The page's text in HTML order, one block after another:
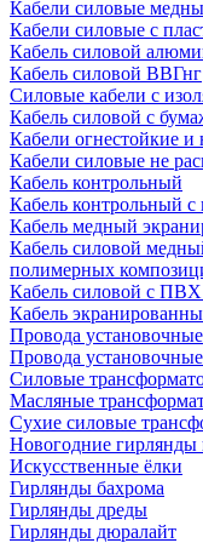
Кабели силовые
Кабели силовые с
Кабель силовой
Кабель силовой ВВГнг
Силовые кабели с
Кабель силовой с
Кабели огнестойкие и
Кабели силовые не
Кабель контрольный
Кабель контрольный
Кабель медный
Кабель силовой
полимерных
Кабель силовой с ПВХ
Кабель
Провода установочные
Провода
Силовые
Масляные
Сухие силовые
Новогодние гирлянды
Искусственные ёлки
Гирлянды бахрома
Гирлянды дреды
Гирлянды дюралайт